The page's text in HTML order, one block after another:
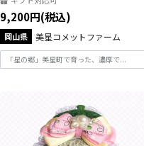
9,200円(税込)
岡山県 美星コメットファーム
「星の郷」美星町で育った、濃厚で...